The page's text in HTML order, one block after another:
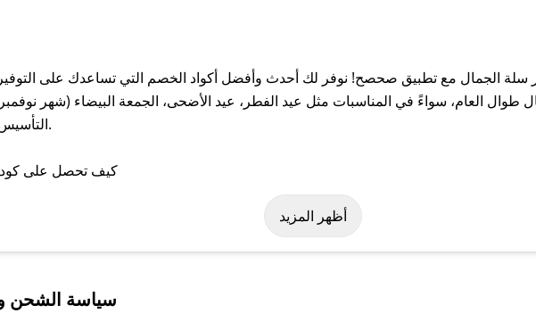
الجمال مع تطبيق صحصح! نوفر لك أحدث وأفضل أكواد الخصم التي تساعدك على
العام، سواءً في المناسبات مثل عيد الفطر، عيد الأضحى، الجمعة البيضاء (شهر
على كود خصم سلة الجمال. وفي حال عدم توفر الكوبون، تواصل معنا عبر تويتر أو
أظهر المزيد
سياسة الشحن